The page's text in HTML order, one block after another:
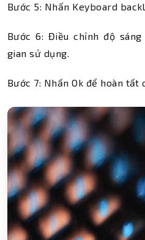
Bước 5: Nhấn Keyboard
Bước 6: Điều chỉnh độ
gian sử dụng.
Bước 7: Nhấn Ok để hoàn tất